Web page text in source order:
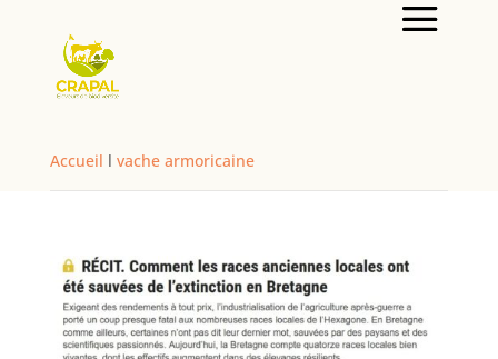
Accueil l vache armoricaine